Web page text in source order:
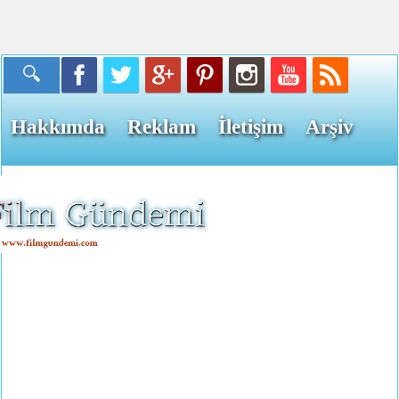
Hakkımda Reklam İletişim Arşiv